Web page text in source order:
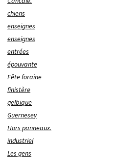
chiens
enseignes
enseignes
entrées
épouvante
Fête foraine
finistère
gelbique
Guernesey
Hors panneaux.
industriel
Les gens